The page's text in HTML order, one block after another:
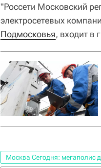
"Россети Московский
электросетевых
Подмосковья, входит в
Москва Сегодня: мегаполис